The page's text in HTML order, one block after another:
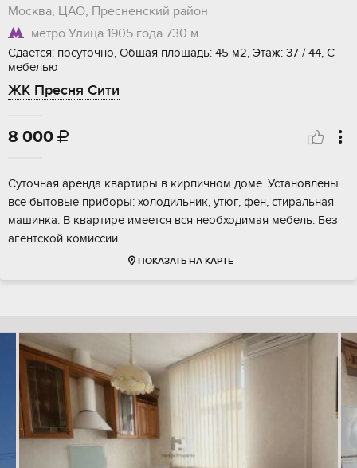
Москва, ЦАО, Пресненский район
метро Улица 1905 года 730 м
Сдается: посуточно, Общая площадь: 45 м2, Этаж: 37 / 44, С
мебелью
ЖК Пресня Сити
8 000 
Суточная аренда квартиры в кирпичном доме. Установлены
все бытовые приборы: холодильник, утюг, фен, стиральная
машинка. В квартире имеется вся необходимая мебель. Без
агентской комиссии.
ПОКАЗАТЬ НА КАРТЕ